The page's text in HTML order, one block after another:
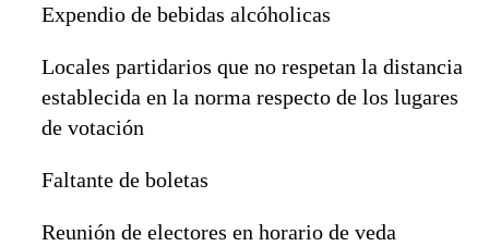
Expendio de bebidas alcóholicas
Locales partidarios que no respetan la distancia
establecida en la norma respecto de los lugares
de votación
Faltante de boletas
Reunión de electores en horario de veda